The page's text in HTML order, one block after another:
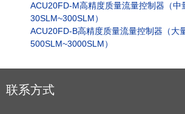
ACU20FD-M高精度质量流量控制器（中
30SLM~300SLM）
ACU20FD-B高精度质量流量控制器（大
500SLM~3000SLM）
联系方式